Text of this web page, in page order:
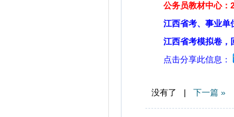
公务员教材中心：
江西省考、事业单
江西省考模拟卷，
点击分享此信息：
没有了 | 下一篇 »